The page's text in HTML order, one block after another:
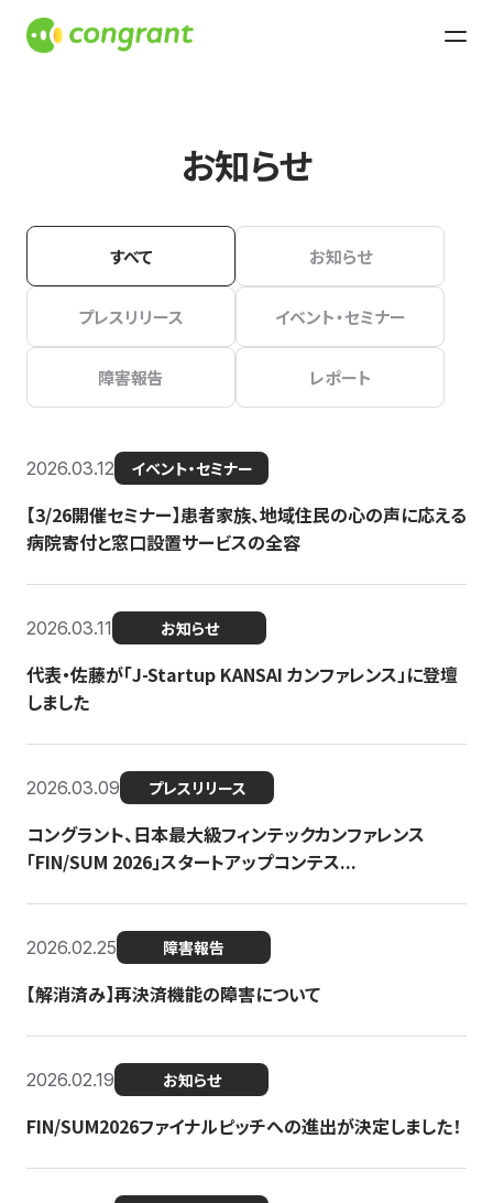
お知らせ
すべて お知らせ
プレスリリース イベント・セミナー
障害報告 レポート
2026.03.12 イベント・セミナー
【3/26開催セミナー】患者家族、地域住民の心の声に応える
病院寄付と窓口設置サービスの全容
2026.03.11 お知らせ
代表・佐藤が「J-Startup KANSAI カンファレンス」に登壇
しました
2026.03.09 プレスリリース
コングラント、日本最大級フィンテックカンファレンス
「FIN/SUM 2026」スタートアップコンテス...
2026.02.25 障害報告
【解消済み】再決済機能の障害について
2026.02.19 お知らせ
FIN/SUM2026ファイナルピッチへの進出が決定しました！